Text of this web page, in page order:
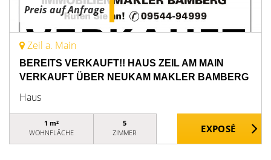
Preis auf Anfrage
Zeil a. Main
BEREITS VERKAUFT!! HAUS ZEIL AM MAIN
VERKAUFT ÜBER NEUKAM MAKLER BAMBERG
Haus
1 m²
WOHNFLÄCHE
5
ZIMMER